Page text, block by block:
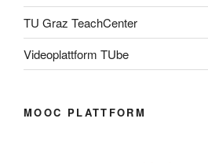
TU Graz TeachCenter
Videoplattform TUbe
MOOC PLATTFORM